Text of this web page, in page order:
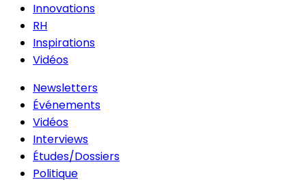
Innovations
RH
Inspirations
Vidéos
Newsletters
Événements
Vidéos
Interviews
Études/Dossiers
Politique